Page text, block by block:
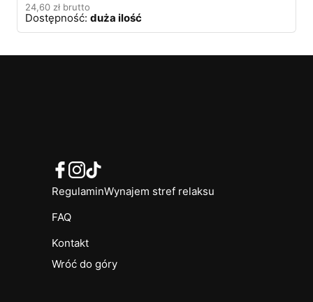
24,60 zł brutto
Dostępność: duża ilość
Regulamin
FAQ
Kontakt
Wynajem stref relaksu
Wróć do góry